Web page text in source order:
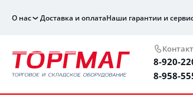
О нас Доставка и оплатаНаши гарантии и
8-920-
8-958-